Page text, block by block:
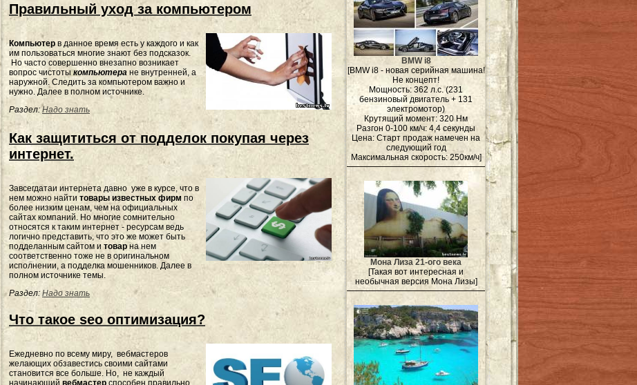
Правильный уход за компьютером
Компьютер в данное время есть у каждого и как
им пользоваться многие знают без подсказок.
Но часто совершенно внезапно возникает
вопрос чистоты компьютера не внутренней, а
наружной. Следить за компьютером важно и
нужно. Далее в полном источнике.
Раздел: Надо знать
Как защититься от подделок покупая через
интернет.
Завсегдатаи интернета давно уже в курсе, что в
нем можно найти товары известных фирм по
более низким ценам, чем на официальных
сайтах компаний. Но многие сомнительно
относятся к таким интернет - ресурсам ведь
логично представить, что это же может быть
подделанным сайтом итоварна нем
соответственно тоже не в оригинальном
исполнении, а подделка мошенников. Далее в
полном источнике темы.
Раздел: Надо знать
Что такое seo оптимизация?
Ежедневно по всему миру, вебмастеров
желающих обзавестись своими сайтами
становится все больше. Но, не каждый
начинающий вебмастер способен правильно
BMW i8
[BMW i8 - новая серийная машина!
Не концепт!
Мощность: 362 л.с. (231
бензиновый двигатель + 131
электромотор)
Крутящий момент: 320 Нм
Разгон 0-100 км/ч: 4,4 секунды
Цена: Старт продаж намечен на
следующий год
Максимальная скорость: 250км/ч]
Мона Лиза 21-ого века
[Такая вот интересная и
необычная версия Мона Лизы]